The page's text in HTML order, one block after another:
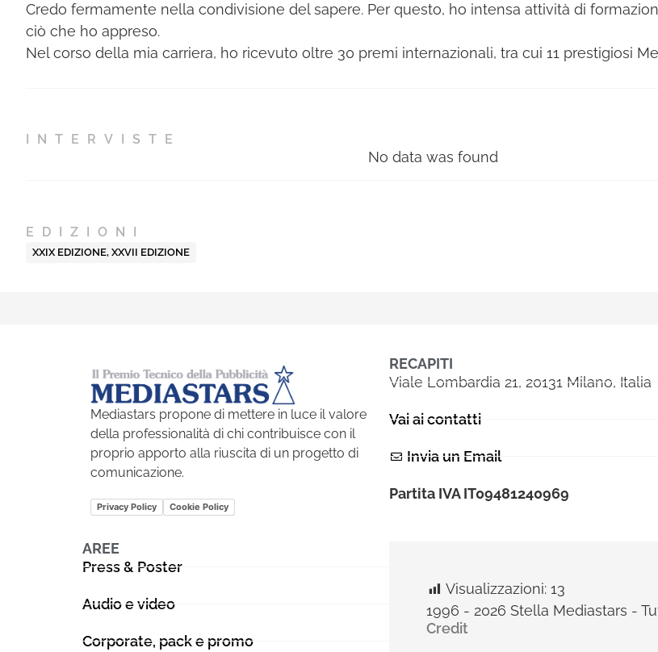
Credo fermamente nella condivisione del sapere. Per questo, ho intensa attività di
ciò che ho appreso.
Nel corso della mia carriera, ho ricevuto oltre 30 premi internazionali, tra cui 11 prestigiosi
INTERVISTE
No data was found
EDIZIONI
XXIX EDIZIONE,XXVII EDIZIONE
Mediastars propone di mettere in luce il valore
della professionalità di chi contribuisce con il
proprio apporto alla riuscita di un progetto di
comunicazione.
Privacy Policy Cookie Policy
RECAPITI
Viale Lombardia 21, 20131 Milano, Italia
Vai ai contatti
Invia un Email
Partita IVA IT09481240969
AREE
Press & Poster
Audio e video
Corporate, pack e promo
Visualizzazioni: 13
1996 - 2026 Stella Mediastars -
Credit